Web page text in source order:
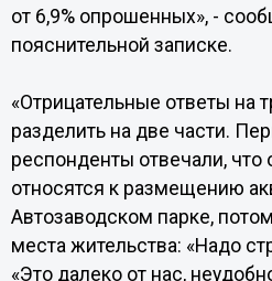
от 6,9% опрошенных», -
пояснительной записке.
«Отрицательные ответы на
разделить на две части.
респонденты отвечали, что
относятся к размещению
Автозаводском парке,
места жительства: «Надо
«Это далеко от нас,